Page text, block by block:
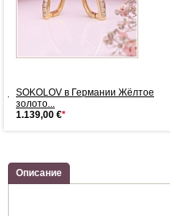
SOKOLOV в Германии Жёлтое
золото...
1.139,00 €*
Описание